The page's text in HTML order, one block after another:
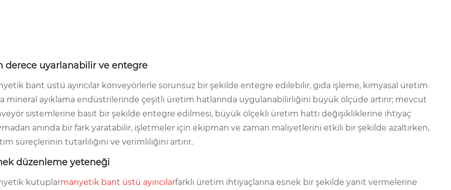
derece uyarlanabilir ve entegre
bant üstü ayırıcılar konveyörlerle sorunsuz bir şekilde entegre edilebilir, gıda işleme, kimyasal üretim
mineral ayıklama endüstrilerinde çeşitli üretim hatlarında uygulanabilirliğini büyük ölçüde artırır; mevcut
sistemlerine basit bir şekilde entegre edilmesi, büyük ölçekli üretim hattı değişikliklerine ihtiyaç
anında bir fark yaratabilir, işletmeler için ekipman ve zaman maliyetlerini etkili bir şekilde azaltırken,
süreçlerinin tutarlılığını ve verimliliğini artırır.
düzenleme yeteneği
kutuplarmanyetik bant üstü ayırıcılarfarklı üretim ihtiyaçlarına esnek bir şekilde yanıt vermelerine